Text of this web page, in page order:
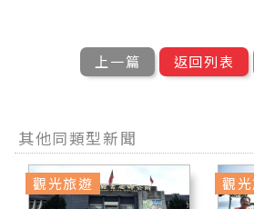
上一篇 返回列表
其他同類型新聞
觀光旅遊 觀